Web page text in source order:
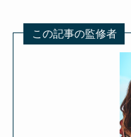
この記事の監修者